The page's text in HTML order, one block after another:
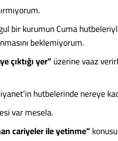
bir kurumun Cuma
beklemiyorum.
çıktığı yer”üzerine vaaz
hutbelerinde nereye
var mesela.
cariyeler ile yetinme”